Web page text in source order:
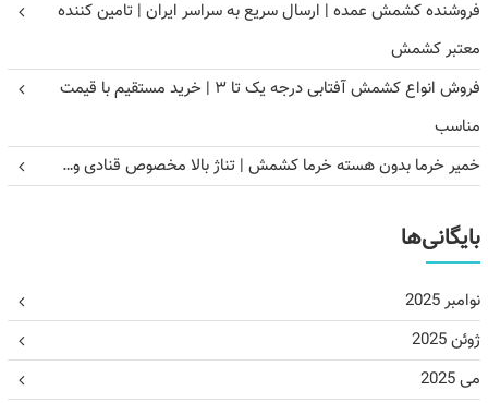
فروشنده کشمش عمده | ارسال سریع به سراسر ایران | تامین کننده
معتبر کشمش
فروش انواع کشمش آفتابی درجه یک تا ۳ | خرید مستقیم با قیمت
مناسب
خمیر خرما بدون هسته خرما کشمش | تناژ بالا مخصوص قنادی و…
بایگانی‌ها
نوامبر 2025
ژوئن 2025
می 2025